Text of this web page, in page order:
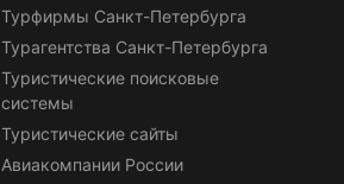
Турфирмы Санкт-Петербурга
Турагентства Санкт-Петербурга
Туристические поисковые
системы
Туристические сайты
Авиакомпании России